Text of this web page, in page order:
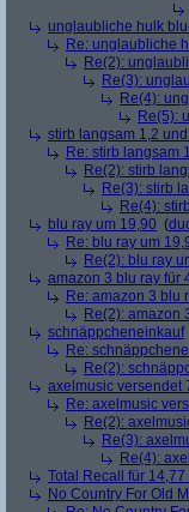
unglaubliche hulk
Re: unglaubliche
Re(2):
Re(3):
Re(4):
Re(5):
stirb langsam 1,2
Re: stirb langsam
Re(2): stirb
Re(3): stirb
Re(4):
blu ray um 19,90 (
Re: blu ray um
Re(2): blu ray
amazon 3 blu ray für
Re: amazon 3 blu
Re(2): amazon
schnäppcheneinkauf
Re:
Re(2):
axelmusic versendet
Re: axelmusic
Re(2):
Re(3):
Re(4):
Total Recall für
No Country For Old